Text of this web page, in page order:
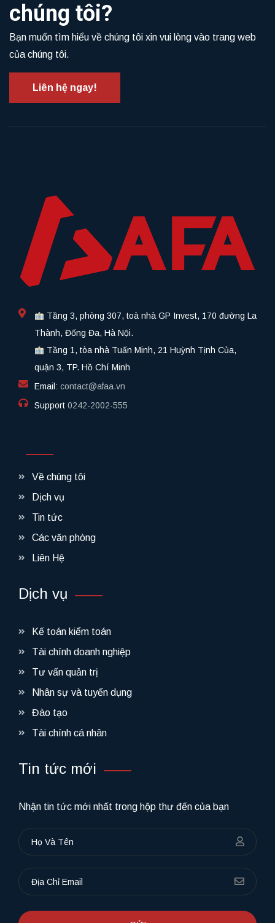
chúng tôi?
Bạn muốn tìm hiểu về chúng tôi xin vui lòng vào trang web
của chúng tôi.
Liên hệ ngay!
Tầng 3, phòng 307, toà nhà GP Invest, 170 đường La
Thành, Đống Đa, Hà Nội.
Tầng 1, tòa nhà Tuấn Minh, 21 Huỳnh Tịnh Của,
quận 3, TP. Hồ Chí Minh
Email: contact@afaa.vn
Support 0242-2002-555​
Về chúng tôi
Dịch vụ
Tin tức
Các văn phòng
Liên Hệ
Dịch vụ
Kế toán kiểm toán
Tài chính doanh nghiệp
Tư vấn quản trị
Nhân sự và tuyển dụng
Đào tạo
Tài chính cá nhân
Tin tức mới
Nhận tin tức mới nhất trong hộp thư đến của bạn